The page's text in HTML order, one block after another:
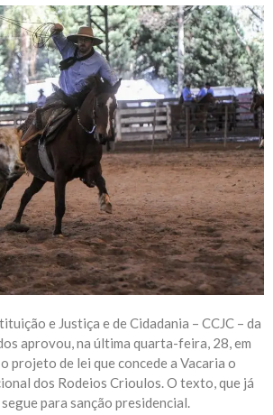
e Justiça e de Cidadania – CCJC – da
aprovou, na última quarta-feira, 28, em
projeto de lei que concede a Vacaria o
dos Rodeios Crioulos. O texto, que já
para sanção presidencial.